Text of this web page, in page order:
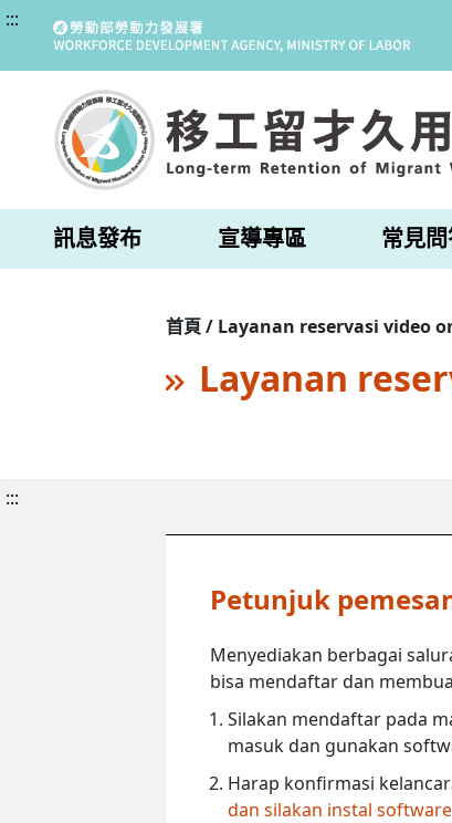
:::
訊息發布 宣導專區 常見
首頁 / Layanan reservasi video
Layanan
:::
Petunjuk
Menyediakan berbagai
bisa mendaftar dan
Silakan mendaftar pada
masuk dan gunakan
Harap konfirmasi
dan silakan instal